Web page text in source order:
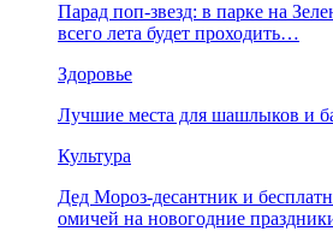
Парад поп-звезд: в парке на
всего лета будет проходить…
Здоровье
Лучшие места для шашлыков и
Культура
Дед Мороз-десантник и
омичей на новогодние